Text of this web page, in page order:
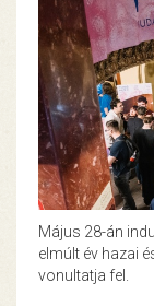
Május 28-án
elmúlt év hazai
vonultatja fel.